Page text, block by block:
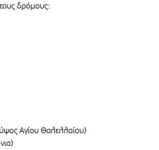
δρόμους:
Αγίου Θαλελλαίου)